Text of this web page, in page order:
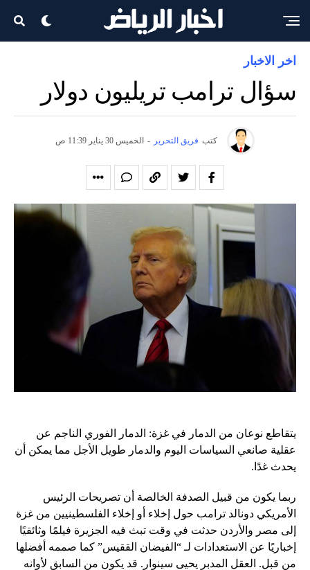
اخر الاخبار
سؤال ترامب تريليون دولار
كتب فريق التحرير - الخميس 30 يناير 11:39 ص
يتقاطع نوعان من الدمار في غزة: الدمار الفوري الناجم عن
عقلية صانعي السياسات اليوم والدمار طويل الأجل مما يمكن أن
يحدث غدًا.
ربما يكون من قبيل الصدفة الخالصة أن تصريحات الرئيس
الأمريكي دونالد ترامب حول إخلاء أو إخلاء الفلسطينيين من غزة
إلى مصر والأردن حدثت في وقت تبث فيه الجزيرة فيلمًا وثائقيًا
إخباريًا عن الاستعدادات لـ “الفيضان الققيس” كما صممه أفضلها
من قبل. العقل المدبر يحيى سينوار. قد يكون من السابق لأوانه